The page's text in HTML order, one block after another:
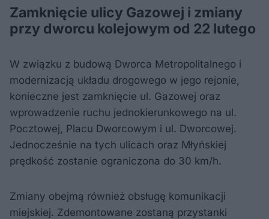
Zamknięcie ulicy Gazowej i zmiany
przy dworcu kolejowym od 22 lutego
W związku z budową Dworca Metropolitalnego i
modernizacją układu drogowego w jego rejonie,
konieczne jest zamknięcie ul. Gazowej oraz
wprowadzenie ruchu jednokierunkowego na ul.
Pocztowej, Placu Dworcowym i ul. Dworcowej.
Jednocześnie na tych ulicach oraz Młyńskiej
prędkość zostanie ograniczona do 30 km/h.
Zmiany obejmą również obsługę komunikacji
miejskiej. Zdemontowane zostaną przystanki